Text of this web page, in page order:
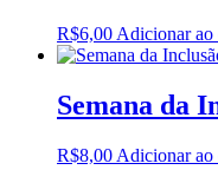
R$6,00 Adicionar ao
Semana da
R$8,00 Adicionar ao